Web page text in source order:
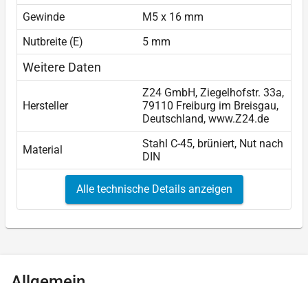
Gewinde
M5 x 16 mm
Nutbreite (E)
5 mm
Weitere Daten
Hersteller
Z24 GmbH, Ziegelhofstr. 33a,
79110 Freiburg im Breisgau,
Deutschland, www.Z24.de
Material
Stahl C-45, brüniert, Nut nach
DIN
Alle technische Details anzeigen